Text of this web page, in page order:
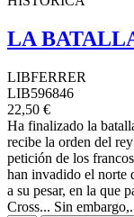
LA
LIBFERRER
LIB596846
22,50 €
Ha finalizado la
recibe la orden del
petición de los
han invadido el norte
a su pesar, en la que
Cross... Sin